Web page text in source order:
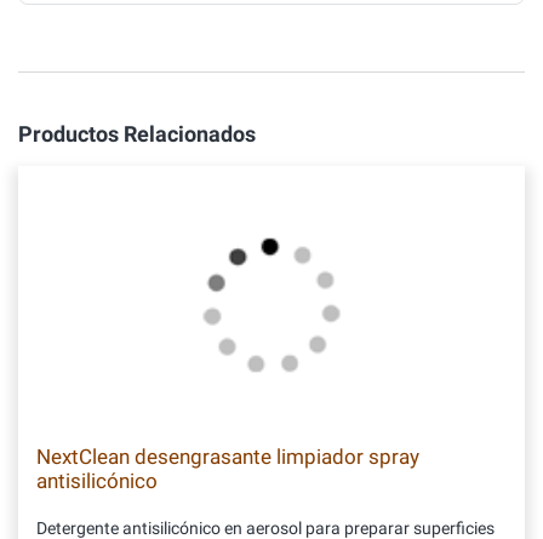
Productos Relacionados
NextClean desengrasante limpiador spray
antisilicónico
Detergente antisilicónico en aerosol para preparar superficies